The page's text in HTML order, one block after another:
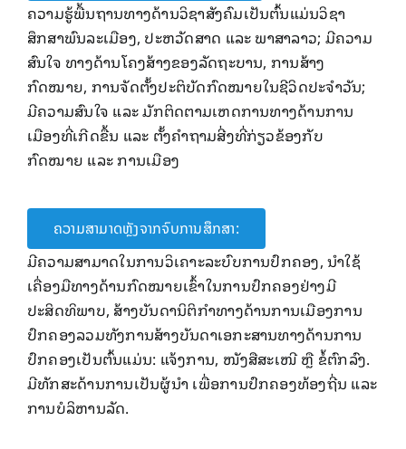
ຄວາມ​ຮູ້​ພື້ນຖານທາງດ້ານວິຊາສັງຄົມເປັນຕົ້ນແມ່ນວິຊາ
ສຶກສາພົນລະເມືອງ, ປະຫວັດສາດ ແລະ ພາສາລາວ; ມີຄວາມ
ສົນໃຈ ທາງດ້ານໂຄງສ້າງຂອງລັດຖະບານ, ການສ້າງ
ກົດໝາຍ, ການຈັດຕັ້ງປະຕິບັດກົດໝາຍໃນຊີວິດປະຈໍາວັນ;
ມີຄວາມສົນໃຈ ແລະ ມັກຕິດຕາມເຫດການທາງດ້ານການ
ເມືອງທີ່ເກີດຂື້ນ ແລະ ຕັ້ງຄໍາຖາມສີ່ງທີ່ກ່ຽວຂ້ອງກັບ
ກົດໝາຍ ແລະ ການເມືອງ
ຄວາມສາມາດຫຼັງຈາກຈົບການສຶກສາ:
ມີ​ຄວາມສາມາດ​ໃນ​ການ​ວິ​ເຄາະລະບົບ​ການ​ປົກຄອງ, ນຳ​ໃຊ້​
ເຄື່ອງມື​ທາງ​ດ້ານກົດໝາຍ​ເຂົ້າ​ໃນ​ການ​ປົກຄອງຢ່າງ​ມີ​
ປະສິດທິພາບ, ສ້າງບັນດານິຕິກໍາທາງດ້ານການ​ເມືອງ​ການ
ປົກຄອງລວມທັງ​ການ​ສ້າງ​ບັນດາ​ເອກະສານ​ທາງ​ດ້ານການ
ປົກຄອງ​ເປັນ​ຕົ້ນ​ແມ່ນ: ແຈ້ງການ, ໜັງສືສະເໜີ ຫຼື ຂໍ້ຕົກລົງ.
ມີທັກສະດ້ານການເປັນຜູ້ນໍາ ເພື່ອການປົກຄອງທ້ອງຖີ່ນ ແລະ
ການບໍລິຫານລັດ.